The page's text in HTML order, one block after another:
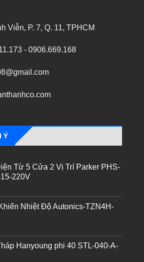
Viễn, P. 7, Q. 11, TPHCM
- 0906.669.168
Ý
Từ 5 Cửa 2 Vị Trí Parker PHS-
220V
Nhiệt Độ Autonics-TZN4H-
Hanyoung phi 40 STL-040-A-